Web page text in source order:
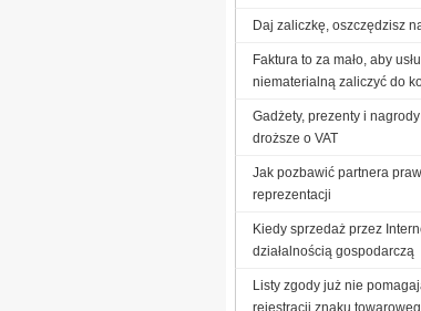
Daj zaliczkę, oszczędzisz
Faktura to za mało, aby
niematerialną zaliczyć do
Gadżety, prezenty i
droższe o VAT
Jak pozbawić partnera
reprezentacji
Kiedy sprzedaż przez
działalnością gospodarczą
Listy zgody już nie
rejestracji znaku